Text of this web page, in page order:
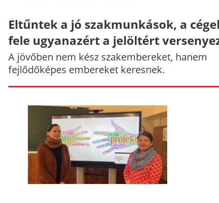
Eltűntek a jó szakmunkások, a
fele ugyanazért a jelöltért
A jövőben nem kész szakembereket, hanem
fejlődőképes embereket keresnek.